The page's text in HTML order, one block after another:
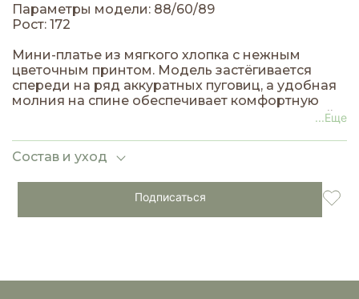
Подписаться
Параметры модели: 88/60/89
Рост: 172
Мини-платье из мягкого хлопка с нежным
цветочным принтом. Модель застёгивается
спереди на ряд аккуратных пуговиц, а удобная
молния на спине обеспечивает комфортную
посадку и лёгкость при надевании. Идеальный
встреч.
...Еще
Состав и уход